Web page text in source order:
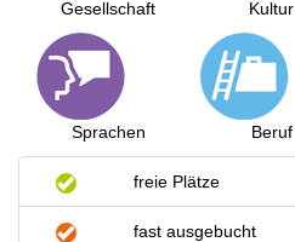
Gesellschaft
Sprachen
Kultur
Beruf
freie Plätze
fast ausgebucht